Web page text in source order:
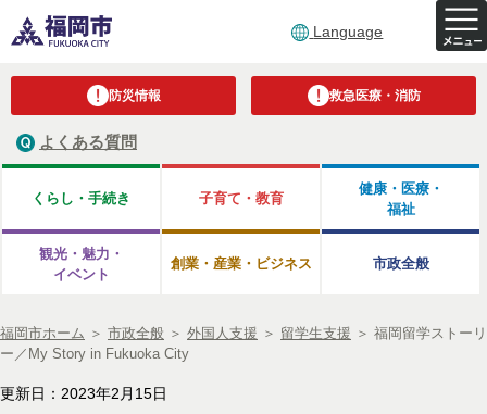
Language
防災情報 救急医療・消防
よくある質問
くらし・手続き 子育て・教育
健康・医療・
福祉
観光・魅力・
イベント
創業・産業・ビジネス 市政全般
福岡市ホーム ＞ 市政全般 ＞ 外国人支援 ＞ 留学生支援 ＞ 福岡留学ストーリ
ー／My Story in Fukuoka City
更新日：2023年2月15日